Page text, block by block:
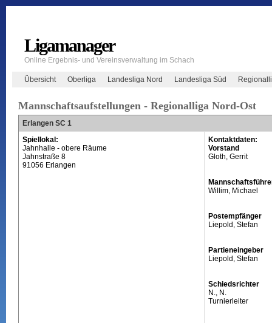
Ligamanager
Online Ergebnis- und Vereinsverwaltung im Schach
Übersicht Oberliga Landesliga Nord Landesliga Süd
Mannschaftsaufstellungen - Regionalliga Nord-Ost
Erlangen SC 1
Spiellokal:
Jahnhalle - obere Räume
Jahnstraße 8
91056 Erlangen
Kontaktdaten:
Vorstand
Gloth, Gerrit
Willim, Michael
Postempfänger
Liepold, Stefan
Partieneingeber
Liepold, Stefan
Schiedsrichter
N., N.
Turnierleiter